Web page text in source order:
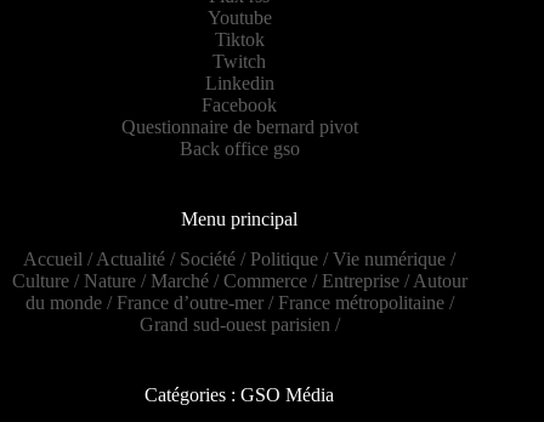
Youtube
Tiktok
Twitch
Linkedin
Facebook
Questionnaire de bernard pivot
Back office gso
Menu principal
Accueil /Actualité / Société / Politique /Vie numérique /
Culture/ Nature/ Marché/Commerce/ Entreprise/Autour
du monde/ France d’outre-mer/ France métropolitaine/
Grand sud-ouest parisien /
Catégories : GSO Média